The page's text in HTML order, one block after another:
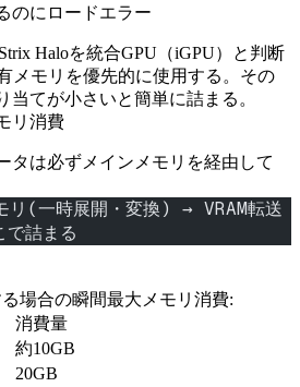
のにロードエラー
Haloを統合GPU（iGPU）と判断
メモリを優先的に使用する。その
当てが小さいと簡単に詰まる。
リ消費
タは必ずメインメモリを経由して
リ(一時展開・変換) → VRAM転送
↑ ここで詰まる
場合の瞬間最大メモリ消費:
消費量
約10GB
20GB